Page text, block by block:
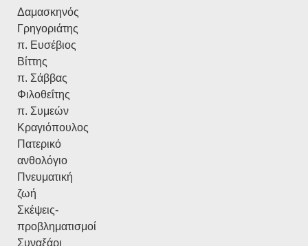
Δαμασκηνός
Γρηγοριάτης
π. Ευσέβιος
Βίττης
π. Σάββας
Φιλοθεΐτης
π. Συμεών
Κραγιόπουλος
Πατερικό
ανθολόγιο
Πνευματική
ζωή
Σκέψεις-
προβληματισμοί
Συναξάρι